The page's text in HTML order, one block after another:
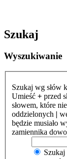
Szukaj
Wyszukiwanie
Szukaj wg słów
Umieść + przed
słowem, które
oddzielonych |
będzie musiało
zamiennika